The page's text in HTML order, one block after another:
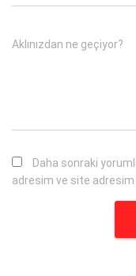
Aklınızdan ne geçiyor?
Daha sonraki
adresim ve site adresim